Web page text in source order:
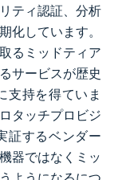
ティ認証、分析
化しています。
るミッドティア
サービスが歴史
支持を得ていま
タッチプロビジ
証するベンダー
器ではなくミッ